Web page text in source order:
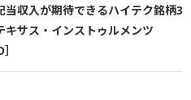
当収入が期待できるハイテク銘柄3
サス・インストゥルメンツ